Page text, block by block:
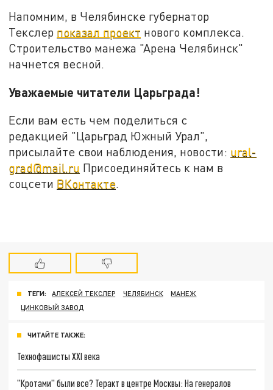
Напомним, в Челябинске губернатор
Текслер показал проект нового комплекса.
Строительство манежа "Арена Челябинск"
начнется весной.
Уважаемые читатели Царьграда!
Если вам есть чем поделиться с
редакцией "Царьград Южный Урал",
присылайте свои наблюдения, новости: ural-
grad@mail.ru Присоединяйтесь к нам в
соцсети ВКонтакте.
ТЕГИ: АЛЕКСЕЙ ТЕКСЛЕР ЧЕЛЯБИНСК
МАНЕЖ
ЦИНКОВЫЙ ЗАВОД
ЧИТАЙТЕ ТАКЖЕ:
Технофашисты XXI века
"Кротами" были все? Теракт в центре Москвы: На генералов